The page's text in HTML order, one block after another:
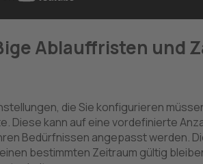
Ablauffristen und
die Sie konfigurieren
Diese kann auf eine vordefinierte
Bedürfnissen angepasst werden.
bestimmten Zeitraum gültig